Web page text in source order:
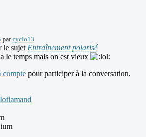
parcyclo13
le sujet Entraînement polarisé
le temps mais on est vieux
compte pour participer à la conversation.